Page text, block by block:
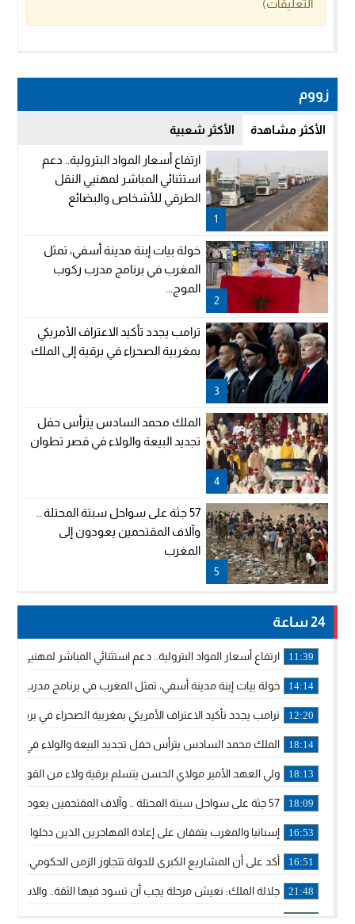
التعليقات)
زووم
الأكثر مشاهدة الأكثر شعبية
1
ارتفاع أسعار المواد البترولية.. دعم
استثنائي المباشر لمهنيي النقل
الطرقي للأشخاص والبضائع
2
خولة بيات إبنة مدينة أسفي، تمثل
المغرب في برنامج مدرب ركوب
الموج...
3
ترامب يجدد تأكيد الاعتراف الأمريكي
بمغربية الصحراء في برقية إلى الملك
4
الملك محمد السادس يترأس حفل
تجديد البيعة والولاء في قصر تطوان
5
57 جثة على سواحل سبتة المحتلة ..
وآلاف المقتحمين يعودون إلى
المغرب
24 ساعة
11:39 ارتفاع أسعار المواد البترولية.. دعم استثنائي المباشر لمهنيي
14:14 خولة بيات إبنة مدينة أسفي، تمثل المغرب في برنامج مدرب
12:20 ترامب يجدد تأكيد الاعتراف الأمريكي بمغربية الصحراء في برقية
18:14 الملك محمد السادس يترأس حفل تجديد البيعة والولاء في
18:13 ولي العهد الأمير مولاي الحسن يتسلم برقية ولاء من القوات
18:09 57 جثة على سواحل سبتة المحتلة .. وآلاف المقتحمين يعودون إلى المغرب
16:53 إسبانيا والمغرب يتفقان على إعادة المهاجرين الذين دخلوا سبتة
16:51 أكد على أن المشاريع الكبرى للدولة تتجاوز الزمن الحكومي..
21:48 جلالة الملك: نعيش مرحلة يجب أن تسود فيها الثقة..